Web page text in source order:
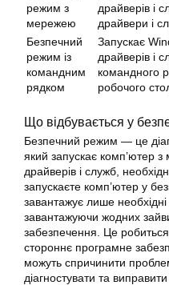
режим з
мережею
драйверів і
драйвери і
Безпечний
режим із
командним
рядком
Запускає
драйверів і
командного
робочого
Що відбувається у
Безпечний режим — це
який запускає комп’ютер
драйверів і служб,
запускаєте комп’ютер у
завантажує лише
завантажуючи жодних
забезпечення. Це
стороннє програмне
можуть спричинити
діагностувати та